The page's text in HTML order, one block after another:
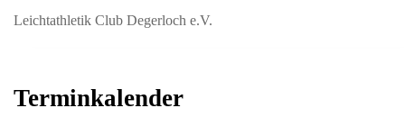
Leichtathletik Club Degerloch e.V.
Terminkalender